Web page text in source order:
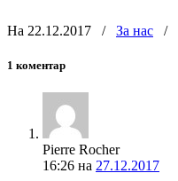
На 22.12.2017 / За нас /
1 коментар
Pierre Rocher
16:26 на 27.12.2017